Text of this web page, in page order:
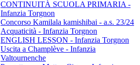
CONTINUITÀ SCUOLA PRIMARIA -
Infanzia Torgnon
Concorso Kamilala kamishibai - a.s. 23/24
Acquaticità - Infanzia Torgnon
ENGLISH LESSON - Infanzia Torgnon
Uscita a Champlève - Infanzia
Valtournenche